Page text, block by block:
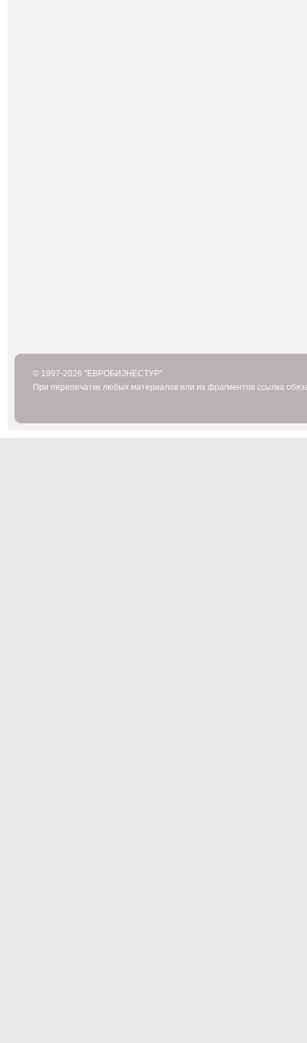
© 1997-2026 "ЕВРОБИЗНЕСТУР"
При перепечатке любых материалов или их фрагментов ссылка